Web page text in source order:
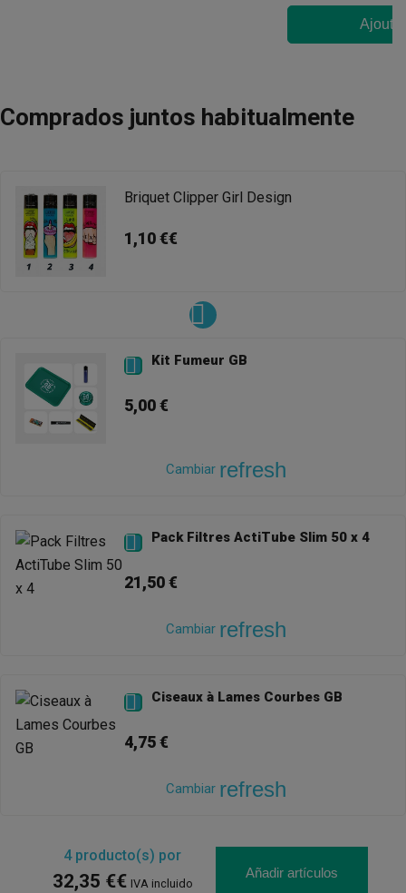
Comprados juntos habitualmente
Briquet Clipper Girl Design
1,10 €€
 Kit Fumeur GB
5,00 €
Cambiar refresh
 Pack Filtres ActiTube Slim 50 x 4
21,50 €
Cambiar refresh
 Ciseaux à Lames Courbes GB
4,75 €
Cambiar refresh
4producto(s) por
32,35 €€ IVA incluido
Añadir artículos